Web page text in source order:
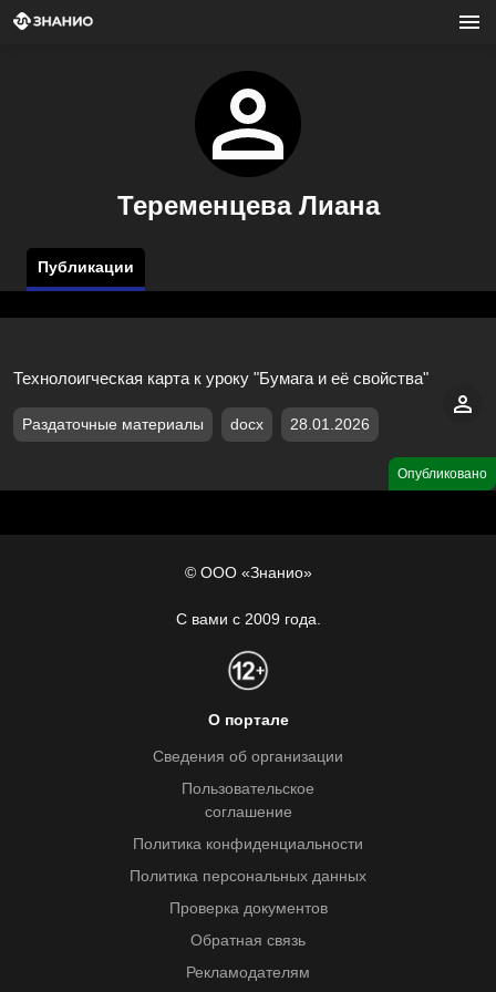
Теременцева Лиана
Публикации
Опубликовано
Технолоигческая карта к уроку "Бумага и её свойства"
Раздаточные материалы docx 28.01.2026
© ООО «Знанио»
С вами с 2009 года.
О портале
Сведения об организации
Пользовательское
соглашение
Политика конфиденциальности
Политика персональных данных
Проверка документов
Обратная связь
Рекламодателям